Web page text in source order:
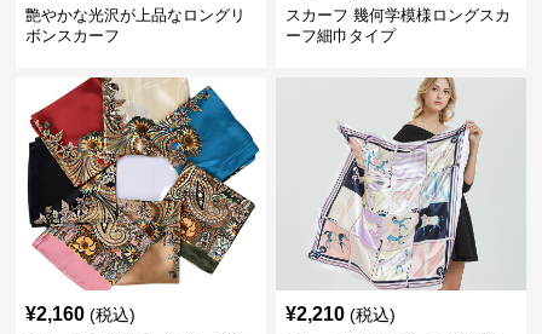
艶やかな光沢が上品なロングリ
ボンスカーフ
スカーフ 幾何学模様ロングスカ
ーフ細巾タイプ
¥2,160 (税込) ¥2,210 (税込)